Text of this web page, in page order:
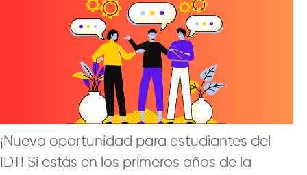
¡Nueva oportunidad para estudiantes del
IDT! Si estás en los primeros años de la